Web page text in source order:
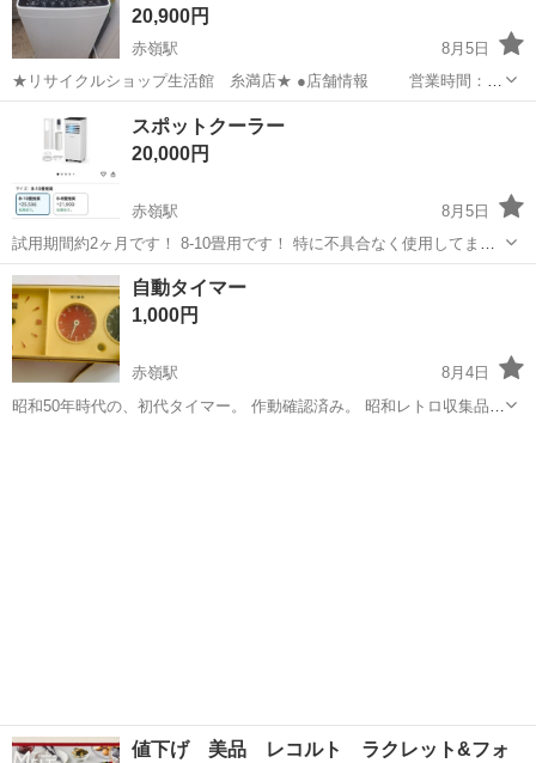
20,900円
赤嶺駅
8月5日
★リサイクルショップ生活館 糸満店★ ●店舗情報 営業時間：
10：00 ～ 19：30(定休なし） 住 所：糸満市兼城369-10 お
支払いは、現金、各種クレジットカード（税込み...
糸満市 赤嶺駅
スポットクーラー
20,000円
赤嶺駅
8月5日
試用期間約2ヶ月です！ 8-10畳用です！ 特に不具合なく使用してまし
た！ クーラー設置した為不要になり出品しました 保証書が紛失してお
ります。
沖縄 糸満市 赤嶺駅
自動タイマー
1,000円
赤嶺駅
8月4日
昭和50年時代の、初代タイマー。 作動確認済み。 昭和レトロ収集品に
値下げ 美品 レコルト ラクレット&フォ